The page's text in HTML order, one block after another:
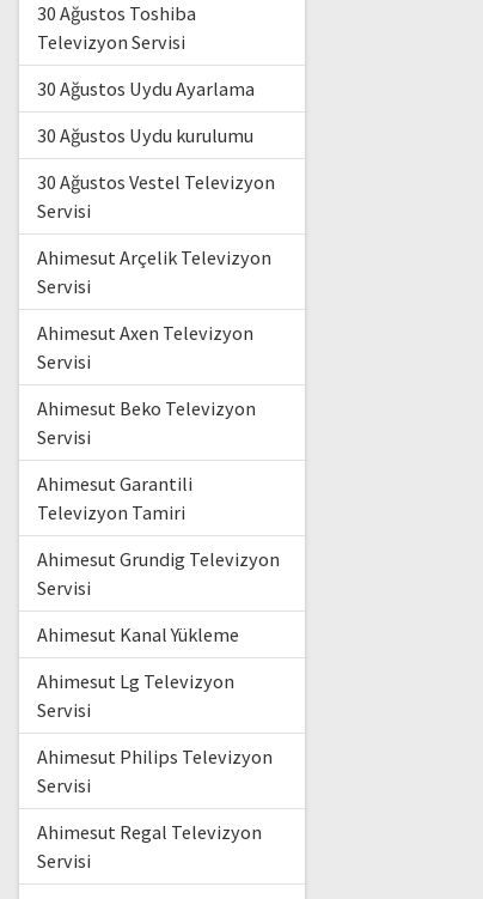
30 Ağustos Toshiba
Televizyon Servisi
30 Ağustos Uydu Ayarlama
30 Ağustos Uydu kurulumu
30 Ağustos Vestel Televizyon
Servisi
Ahimesut Arçelik Televizyon
Servisi
Ahimesut Axen Televizyon
Servisi
Ahimesut Beko Televizyon
Servisi
Ahimesut Garantili
Televizyon Tamiri
Ahimesut Grundig Televizyon
Servisi
Ahimesut Kanal Yükleme
Ahimesut Lg Televizyon
Servisi
Ahimesut Philips Televizyon
Servisi
Ahimesut Regal Televizyon
Servisi